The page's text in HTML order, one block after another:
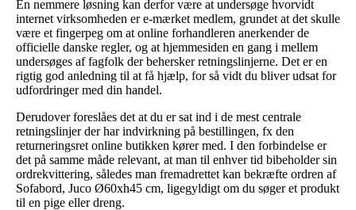
En nemmere løsning kan derfor være at undersøge hvorvidt
internet virksomheden er e-mærket medlem, grundet at det skulle
være et fingerpeg om at online forhandleren anerkender de
officielle danske regler, og at hjemmesiden en gang i mellem
undersøges af fagfolk der behersker retningslinjerne. Det er en
rigtig god anledning til at få hjælp, for så vidt du bliver udsat for
udfordringer med din handel.
Derudover foreslåes det at du er sat ind i de mest centrale
retningslinjer der har indvirkning på bestillingen, fx den
returneringsret online butikken kører med. I den forbindelse er
det på samme måde relevant, at man til enhver tid bibeholder sin
ordrekvittering, således man fremadrettet kan bekræfte ordren af
Sofabord, Juco Ø60xh45 cm, ligegyldigt om du søger et produkt
til en pige eller dreng.